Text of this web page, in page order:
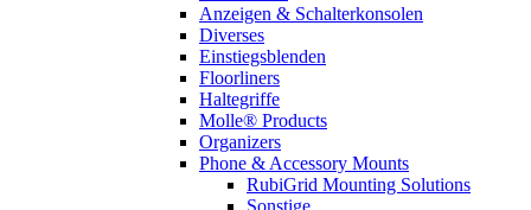
Anzeigen & Schalterkonsolen
Diverses
Einstiegsblenden
Floorliners
Haltegriffe
Molle® Products
Organizers
Phone & Accessory Mounts
RubiGrid Mounting Solutions
Sonstige